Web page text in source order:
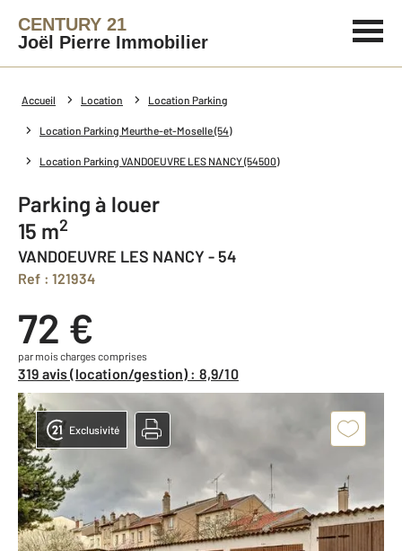
CENTURY 21
Joël Pierre Immobilier
Accueil Location Location Parking
Location Parking Meurthe-et-Moselle (54)
Location Parking VANDOEUVRE LES NANCY (54500)
Parking à louer
15 m2
VANDOEUVRE LES NANCY - 54
Ref : 121934
72 €
par mois charges comprises
319 avis (location/gestion) : 8,9/10
Exclusivité